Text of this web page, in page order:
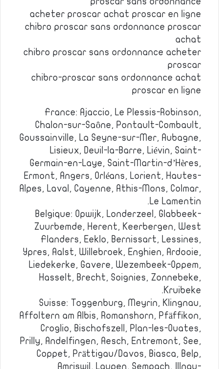
acheter proscar achat proscar en ligne
chibro proscar sans ordonnance proscar
achat
chibro proscar sans ordonnance acheter
proscar
chibro-proscar sans ordonnance achat
proscar en ligne
France: Ajaccio, Le Plessis-Robinson,
Chalon-sur-Saône, Pontault-Combault,
Goussainville, La Seyne-sur-Mer, Aubagne,
Lisieux, Deuil-la-Barre, Liévin, Saint-
Germain-en-Laye, Saint-Martin-d’Hères,
Ermont, Angers, Orléans, Lorient, Hautes-
Alpes, Laval, Cayenne, Athis-Mons, Colmar,
Le Lamentin.
Belgique: Opwijk, Londerzeel, Glabbeek-
Zuurbemde, Herent, Keerbergen, West
Flanders, Eeklo, Bernissart, Lessines,
Ypres, Aalst, Willebroek, Enghien, Ardooie,
Liedekerke, Gavere, Wezembeek-Oppem,
Hasselt, Brecht, Soignies, Zonnebeke,
Kruibeke.
Suisse: Toggenburg, Meyrin, Klingnau,
Affoltern am Albis, Romanshorn, Pfäffikon,
Croglio, Bischofszell, Plan-les-Ouates,
Prilly, Andelfingen, Aesch, Entremont, See,
Coppet, Prättigau/Davos, Biasca, Belp,
Amriswil, Laupen, Sempach, Illnau-